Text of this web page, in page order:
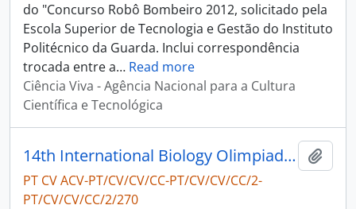
do "Concurso Robô Bombeiro 2012, solicitado pela
Escola Superior de Tecnologia e Gestão do Instituto
Politécnico da Guarda. Inclui correspondência
trocada entre a… Read more
Ciência Viva - Agência Nacional para a Cultura
Científica e Tecnológica
14th International Biology Olimpiad - Minister of Education of Belarus
PT CV ACV-PT/CV/CV/CC-PT/CV/CV/CC/2-
PT/CV/CV/CC/2/270